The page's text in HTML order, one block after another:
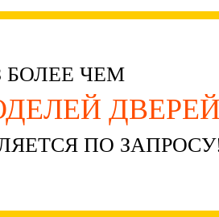
БОЛЕЕ ЧЕМ
ДВЕРЕЙ
ПО